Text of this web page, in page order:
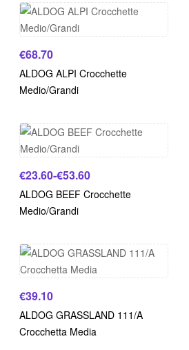
€68.70
ALDOG ALPI Crocchette
Medio/Grandi
€23.60-€53.60
ALDOG BEEF Crocchette
Medio/Grandi
€39.10
ALDOG GRASSLAND 111/A
Crocchetta Media